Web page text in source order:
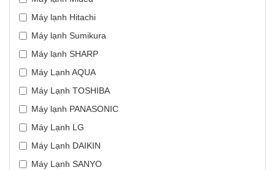
Máy lạnh Hitachi
Máy lạnh Sumikura
Máy lạnh SHARP
Máy Lạnh AQUA
Máy Lạnh TOSHIBA
Máy lạnh PANASONIC
Máy Lạnh LG
Máy Lạnh DAIKIN
Máy Lạnh SANYO